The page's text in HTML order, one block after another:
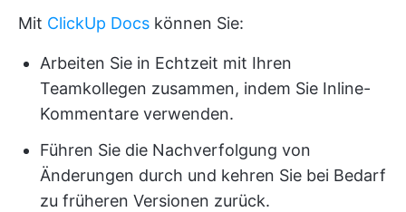
Mit ClickUp Docs können Sie:
Arbeiten Sie in Echtzeit mit Ihren
Teamkollegen zusammen, indem Sie Inline-
Kommentare verwenden.
Führen Sie die Nachverfolgung von
Änderungen durch und kehren Sie bei Bedarf
zu früheren Versionen zurück.